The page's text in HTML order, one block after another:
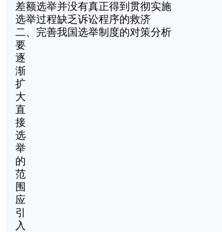
差额选举并没有真正得到贯彻实施
选举过程缺乏诉讼程序的救济
二、完善我国选举制度的对策分析
要
逐
渐
扩
大
直
接
选
举
的
范
围
应
引
入